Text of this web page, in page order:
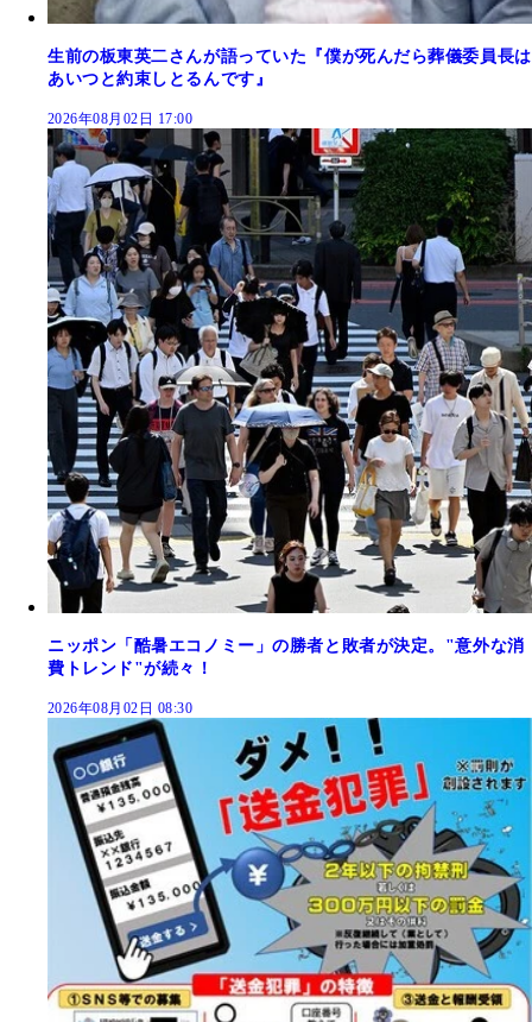
生前の板東英二さんが語っていた『僕が死んだら葬儀委員長は
あいつと約束しとるんです』
2026年08月02日 17:00
ニッポン「酷暑エコノミー」の勝者と敗者が決定。"意外な消
費トレンド"が続々！
2026年08月02日 08:30